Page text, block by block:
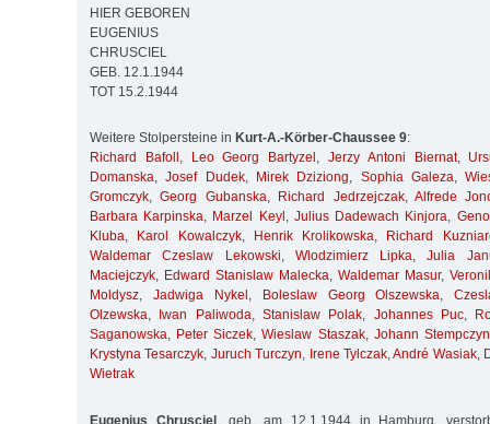
HIER GEBOREN
EUGENIUS
CHRUSCIEL
GEB. 12.1.1944
TOT 15.2.1944
Weitere Stolpersteine in Kurt-A.-Körber-Chaussee 9:
Richard Bafoll , Leo Georg Bartyzel ,Jerzy Antoni Biernat,
Domanska,Josef Dudek, Mirek Dziziong, Sophia Galeza,
Gromczyk,Georg Gubanska, Richard Jedrzejczak, Alfrede
Barbara Karpinska, Marzel Keyl , Julius Dadewach Kinjora,
Kluba, Karol Kowalczyk, Henrik Krolikowska,
Richard
Waldemar Czeslaw Lekowski, Wlodzimierz Lipka,Julia
Maciejczyk, Edward Stanislaw Malecka, Waldemar Masur,
Moldysz, Jadwiga Nykel , Boleslaw Georg Olszewska,
Olzewska, Iwan Paliwoda,Stanislaw Polak, Johannes Puc,
Saganowska, Peter Siczek,Wieslaw Staszak, Johann
Krystyna Tesarczyk, Juruch Turczyn, Irene Tylczak,André Wasiak,
Wietrak
Eugenius Chrusciel, geb. am 12.1.1944 in Hamburg,